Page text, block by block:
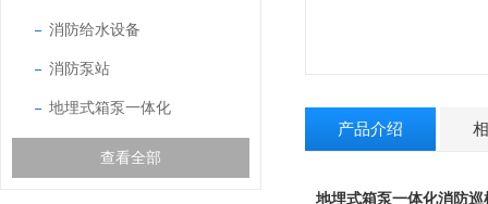
消防给水设备
消防泵站
地埋式箱泵一体化
查看全部
产品介绍
地埋式箱泵一体化消防巡